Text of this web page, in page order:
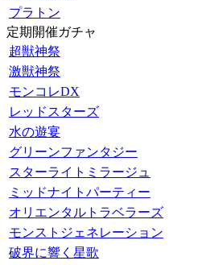
プラトン
定期開催ガチャ
超獣神祭
激獣神祭
モンコレDX
レッドスターズ
水の遊宴
グリーンファンタジー
スターライトミラージュ
ミッドナイトパーティー
オリエンタルトラベラーズ
モンストジェネレーション
破界に響く星歌